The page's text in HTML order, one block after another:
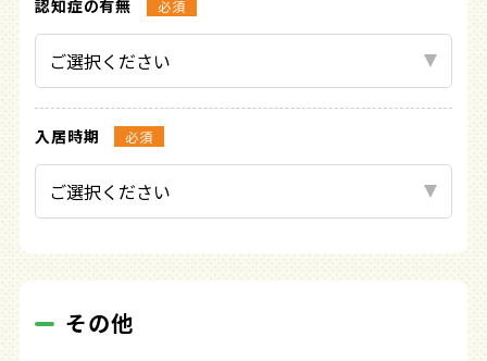
認知症の有無 必須
入居時期 必須
その他